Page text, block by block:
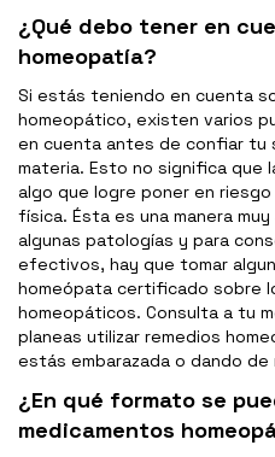
¿Qué debo tener en
homeopatía?
Si estás teniendo en cuenta
homeopático, existen varios
en cuenta antes de confiar tu
materia. Esto no significa que
algo que logre poner en
física. Ésta es una manera
algunas patologías y para
efectivos, hay que tomar
homeópata certificado sobre
homeopáticos. Consulta a tu
planeas utilizar remedios
estás embarazada o dando de
¿En qué formato se
medicamentos